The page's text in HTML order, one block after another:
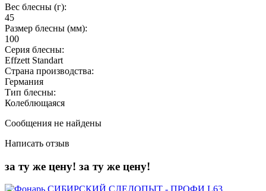
Вес блесны (г):
45
Размер блесны (мм):
100
Серия блесны:
Effzett Standart
Страна производства:
Германия
Тип блесны:
Колеблющаяся
Сообщения не найдены
Написать отзыв
за ту же цену! за ту же цену!